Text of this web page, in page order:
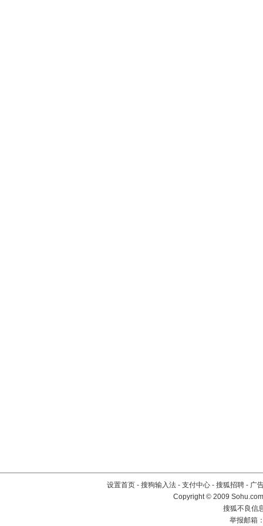
设置首页 - 搜狗输入法 - 支付中心 - 搜狐招聘 - 广
Copyright © 2009
搜狐不良信
举报邮箱